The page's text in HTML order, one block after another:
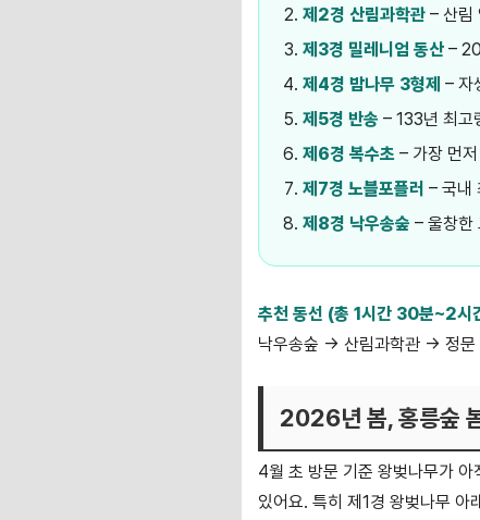
제2경 산림과학관 – 산림
제3경 밀레니엄 동산 –
제4경 밤나무 3형제 – 자
제5경 반송 – 133년 최고
제6경 복수초 – 가장 먼
제7경 노블포플러 – 국내
제8경 낙우송숲 – 울창한
추천 동선 (총 1시간 30분~2시
낙우송숲 → 산림과학관 → 정문
2026년 봄, 홍릉숲
4월 초 방문 기준 왕벚나무가
있어요. 특히 제1경 왕벚나무 아